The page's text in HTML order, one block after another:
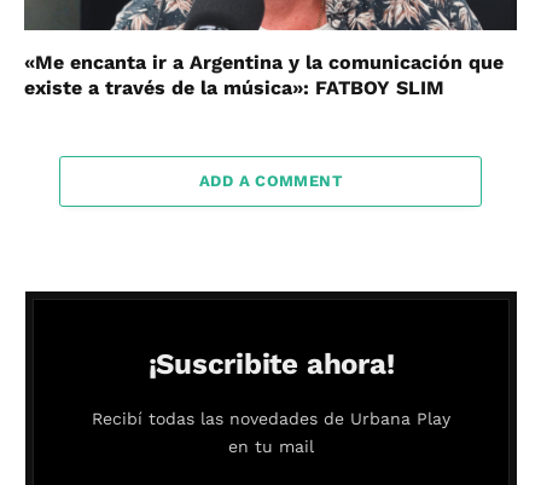
«Me encanta ir a Argentina y la comunicación que
existe a través de la música»: FATBOY SLIM
ADD A COMMENT
¡Suscribite ahora!
Recibí todas las novedades de Urbana Play
en tu mail